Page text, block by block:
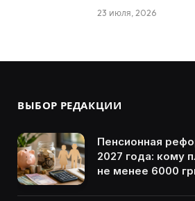
23 июля, 2026
ВЫБОР РЕДАКЦИИ
Пенсионная
2027 года: кому
не менее 6000